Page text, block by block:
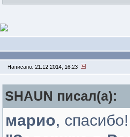
Написано: 21.12.2014, 16:23
SHAUN писал(a):
марио,